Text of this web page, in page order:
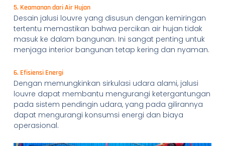
5. Keamanan dari Air Hujan
Desain jalusi louvre yang disusun dengan kemiringan
tertentu memastikan bahwa percikan air hujan tidak
masuk ke dalam bangunan. Ini sangat penting untuk
menjaga interior bangunan tetap kering dan nyaman.
6. Efisiensi Energi
Dengan memungkinkan sirkulasi udara alami, jalusi
louvre dapat membantu mengurangi ketergantungan
pada sistem pendingin udara, yang pada gilirannya
dapat mengurangi konsumsi energi dan biaya
operasional.